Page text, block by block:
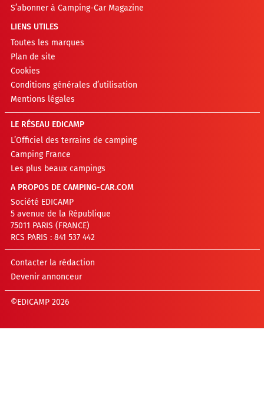
S’abonner à Camping-Car Magazine
LIENS UTILES
Toutes les marques
Plan de site
Cookies
Conditions générales d’utilisation
Mentions légales
LE RÉSEAU EDICAMP
L’Officiel des terrains de camping
Camping France
Les plus beaux campings
A PROPOS DE CAMPING-CAR.COM
Société EDICAMP
5 avenue de la République
75011 PARIS (FRANCE)
RCS PARIS : 841 537 442
Contacter la rédaction
Devenir annonceur
©EDICAMP 2026